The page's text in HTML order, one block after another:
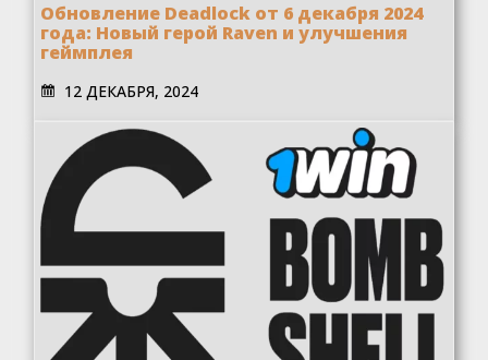
Обновление Deadlock от 6 декабря 2024
года: Новый герой Raven и улучшения
геймплея
12 ДЕКАБРЯ, 2024